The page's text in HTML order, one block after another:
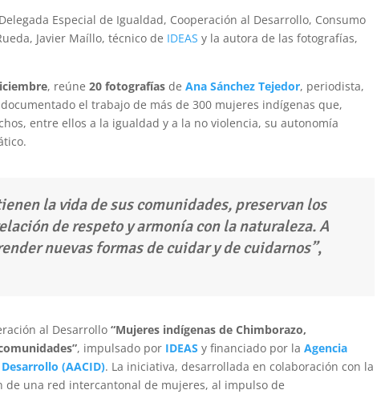
Especial de Igualdad, Cooperación al Desarrollo, Consumo
Javier Maíllo, técnico de IDEAS y la autora de las fotografías,
, reúne20 fotografías deAna Sánchez Tejedor, periodista,
el trabajo de más de 300 mujeres indígenas que,
entre ellos a la igualdad y a la no violencia, su autonomía
la vida de sus comunidades, preservan los
de respeto y armonía con la naturaleza. A
nuevas formas de cuidar y de cuidarnos”,
al Desarrollo“Mujeres indígenas de Chimborazo,
, impulsado por IDEAS y financiado por laAgencia
(AACID). La iniciativa, desarrollada en colaboración con la
de una red intercantonal de mujeres, al impulso de